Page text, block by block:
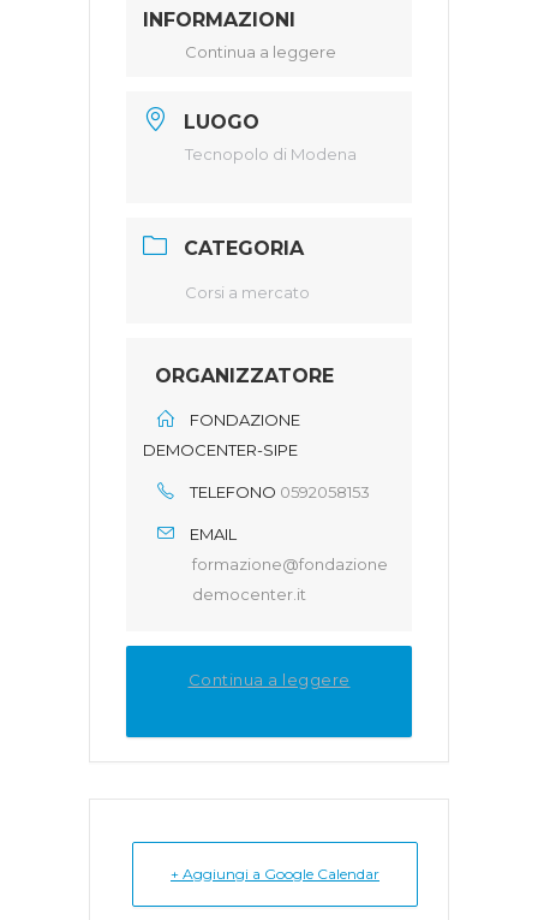
INFORMAZIONI
Continua a leggere
LUOGO
Tecnopolo di Modena
CATEGORIA
Corsi a mercato
ORGANIZZATORE
FONDAZIONE
DEMOCENTER-SIPE
TELEFONO 0592058153
EMAIL
formazione@fondazione
democenter.it
Continua a leggere
+ Aggiungi a Google Calendar